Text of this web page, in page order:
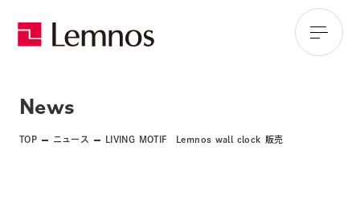
News
TOP ニュース LIVING MOTIF Lemnos wall clock 販売